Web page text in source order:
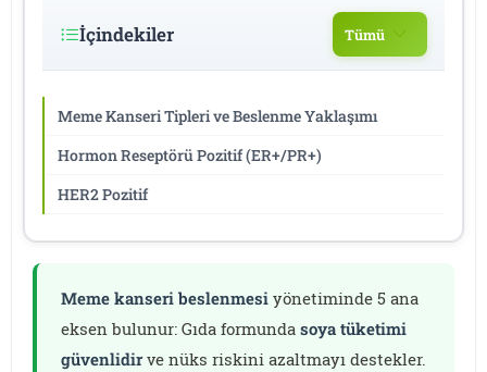
İçindekiler Tümü
Meme Kanseri Tipleri ve Beslenme Yaklaşımı
Hormon Reseptörü Pozitif (ER+/PR+)
HER2 Pozitif
Meme kanseri beslenmesi yönetiminde 5 ana
eksen bulunur: Gıda formundasoya tüketimi
güvenlidirve nüks riskini azaltmayı destekler.